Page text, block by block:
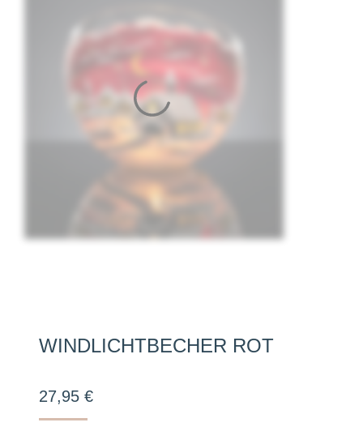
WINDLICHTBECHER ROT
27,95 €